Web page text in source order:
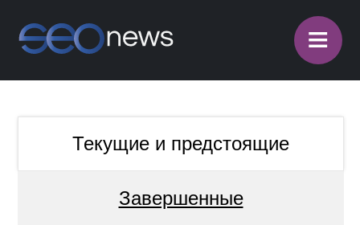
≡
Текущие и предстоящие
Завершенные